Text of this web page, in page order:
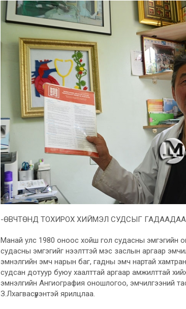
-ӨВЧТӨНД ТОХИРОХ ХИЙМЭЛ СУДСЫГ
Манай улс 1980 оноос хойш гол судасны эмгэгийн
судасны эмгэгийг нээлттэй мэс заслын аргаар
эмнэлгийн эмч нарын баг, гадны эмч нартай
судсан дотуур буюу хаалттай аргаар амжилттай
эмнэлгийн Ангиография оношлогоо, эмчилгээний
З.Лхагвасүрэнтэй ярилцлаа.